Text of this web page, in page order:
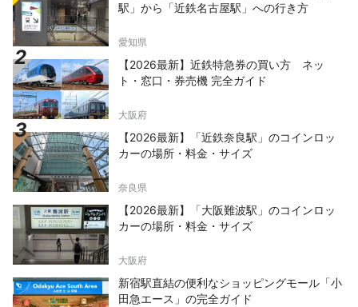
駅」から「近鉄名古屋駅」への行き方
愛知県
【2026最新】近鉄特急券の買い方 ネッ
ト・窓口・券売機 完全ガイド
大阪府
【2026最新】「近鉄奈良駅」のコインロッ
カーの場所・料金・サイズ
奈良県
【2026最新】「大阪難波駅」のコインロッ
カーの場所・料金・サイズ
大阪府
新宿駅直結の便利なショッピングモール「小
田急エース」の完全ガイド